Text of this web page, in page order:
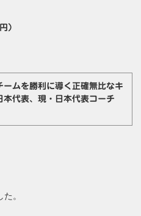
）
ムを勝利に導く正確無比なキ
本代表、現・日本代表コーチ
。